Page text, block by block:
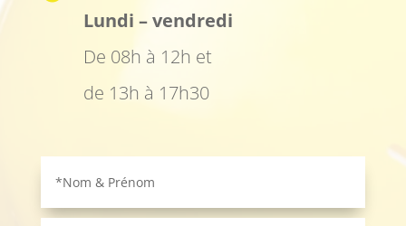
Lundi – vendredi
De 08h à 12h et
de 13h à 17h30